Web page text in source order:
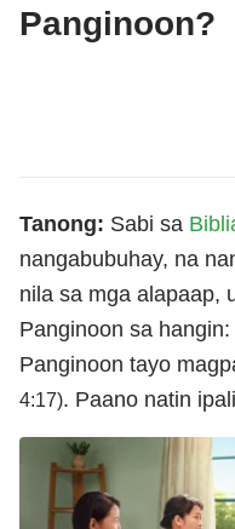
Panginoon?
Tanong: Sabi sa
nangabubuhay, na
nila sa mga alapaap,
Panginoon sa hangin:
Panginoon tayo
4:17). Paano natin